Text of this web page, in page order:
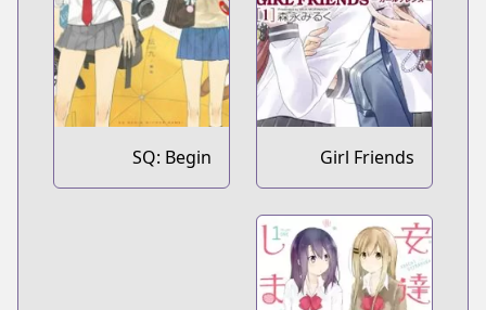
Girl Friends
SQ: Begin
W/Your Name!